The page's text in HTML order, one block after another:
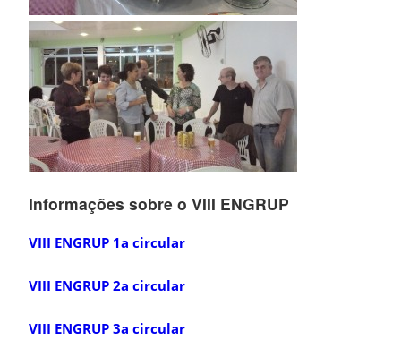
Informações sobre o VIII ENGRUP
VIII ENGRUP 1a circular
VIII ENGRUP 2a circular
VIII ENGRUP 3a circular